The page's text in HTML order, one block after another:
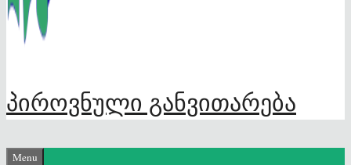
პიროვნული განვითარება
Menu